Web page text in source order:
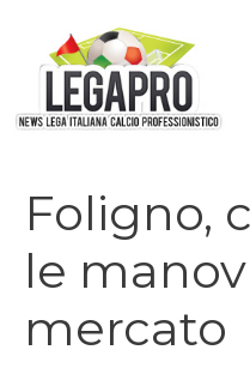
contenuto
Foligno,
le
mercato